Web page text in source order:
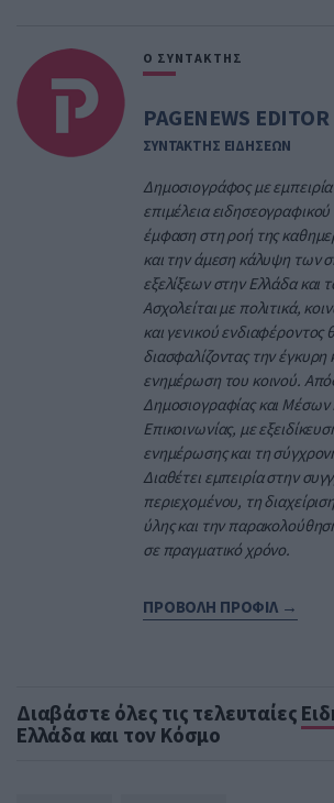
Ο ΣΥΝΤΑΚΤΗΣ
PAGENEWS EDITOR
ΣΥΝΤΑΚΤΗΣ ΕΙΔΗΣΕΩΝ
Δημοσιογράφος με
επιμέλεια
έμφαση στη ροή της
και την άμεση κάλυψη των
εξελίξεων στην Ελλάδα και
Ασχολείται με πολιτικά,
και γενικού ενδιαφέροντος
διασφαλίζοντας την έγκυρη
ενημέρωση του κοινού.
Δημοσιογραφίας και Μέσων
Επικοινωνίας, με
ενημέρωσης και τη
Διαθέτει εμπειρία στην
περιεχομένου, τη
ύλης και την
σε πραγματικό χρόνο.
ΠΡΟΒΟΛΗ ΠΡΟΦΙΛ →
Διαβάστε όλες τις τελευταίες
Ελλάδα και τον Κόσμο